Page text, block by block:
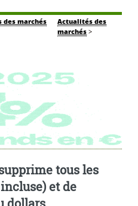
marchés
Actualités des
marchés >
tous les
et de